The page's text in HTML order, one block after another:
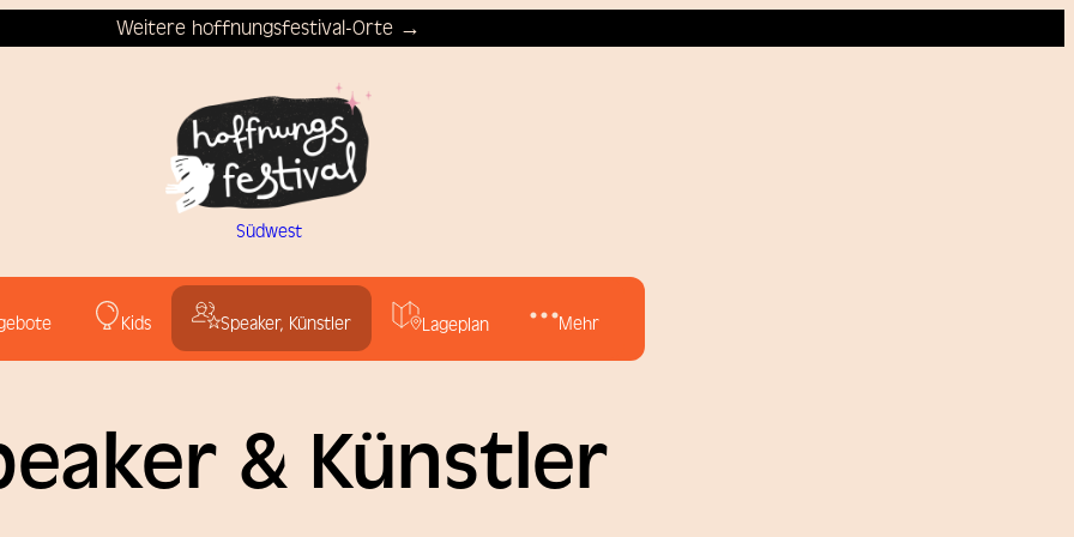
Weitere hoffnungsfestival-Orte →
Südwest
Kids Speaker, Künstler Lageplan Mehr
& Künstler